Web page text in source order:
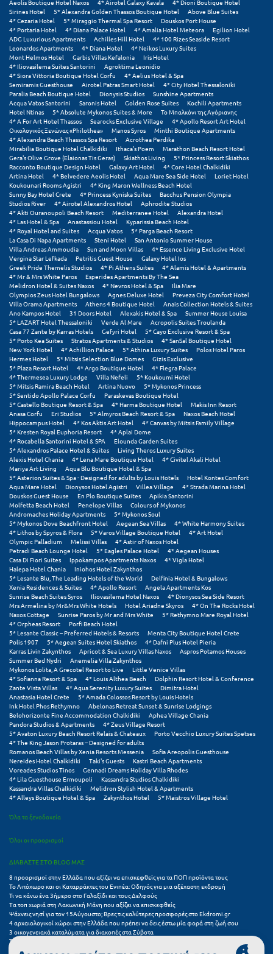
Πάλαιρος
Παξοί
Παραλία Κατερίνης
Παραλία Λιτοχώρου
Παράλιο Άστρος
Πάργα
Παρνασσός
Πάρος
Πάτμος
Πάτρα
Παύλιανη
Πειραιάς
Πελοπόννησος
Πήλιο
Πιερία
Πλαταμώνας
Πλύτρα Λακωνίας
Πόρος
Πόρτο Χέλι
Πρέβεζα
Πύλος
Πύργος
Ρ
Ρέθυμνο
Ρίο
Ρόδος
Σ
Σαλαμίνα
Σαμοθράκη
Σάμος
Σαντορίνη
Σέριφος
Σέρρες
Σιθωνία
Σκαφιδιά Ηλείας
Σκιάθος
Σκόπελος
Σκύρος
Aeolis Boutique Hotel Naxos
4* Airotel Galaxy Kavala
4* Dioni Boutique Hotel
Sirines Hotel
5* Alexandra Golden Thassos Boutique Hotel
Above Blue Suites
4* Cezaria Hotel
5* Miraggio Thermal Spa Resort
Douskos Port House
4* Portaria Hotel
4* Diana Palace Hotel 4* Amalia Hotel Meteora
Egilion Hotel
ADG Luxurious Apartments
Achilles Hill Hotel
4* 100 Rizes Seaside Resort
Leonardos Apartments
4* Diana Hotel
4* Neikos Luxury Suites
Mont Helmos Hotel
Garbis Villas Kefalonia
Iris Hotel
4* Iliovasilema Suites Santorini
Agroktima Leonidio
4* Siora Vittoria Boutique Hotel Corfu
4* Aelius Hotel & Spa
Semiramis Guesthouse
Airotel Patras Smart Hotel
4* City Hotel Thessaloniki
Paralia Beach Boutique Hotel
Dionysis Studios
Sunshine Apartments
Acqua Vatos Santorini
Saronis Hotel Golden Rose Suites
Kochili Apartments
Hotel Ntinas
5* Absolute Mykonos Suites & More
Το Μπαλκόνι της Αγόριανης
4* A For Art Hotel Thassos
Searocks Exclusive Village
4* Apollo Resort Art Hotel
Οικολογικός Ξενώνας «Philothea»
Manos Syros
Minthi Boutique Apartments
4* Alexandra Beach Thassos Spa Resort
Acrothea Perdika
Mirabilia Boutique Hotel Chalkidiki
Ithaca's Poem
Marathon Beach Resort Hotel
Gera's Olive Grove (Elaionas Tis Geras)
Skiathos Living
5* Princess Resort Skiathos
Racconto Boutique Design Hotel
Galaxy Art Hotel
4* Core Hotel Chalkidiki
Artina Hotel
4* Belvedere Aeolis Hotel Aqua Mare Sea Side Hotel
Loriet Hotel
Koukounari Rooms Agistri
4* King Maron Wellness Beach Hotel
Sunny Bay Hotel Crete
4* Princess Kyniska Suites
Bacchus Pension Olympia
Studios River
4* Airotel Alexandros Hotel
Aphrodite Studios
4* Akti Ouranoupoli Beach Resort
Mediterranee Hotel
Alexandra Hotel
4* Las Hotel & Spa
Anastassiou Hotel
Kyparissia Beach Hotel
4* Royal Hotel and Suites
Acqua Vatos
5* Parga Beach Resort
La Casa Di Napa Apartments
Steni Hotel
San Antonio Summer House
Villa Andreas Ammoudia
Sun and Moon Villas
4* Essence Living Exclusive Hotel
Vergina Star Lefkada
Petritis Guest House
Galaxy Hotel Ios
Greek Pride Themelis Studios
4* Pi Athens Suites
4* Alamis Hotel & Apartments
4* Mr & Mrs White Paros
Esperides Apartments By The Sea
Melidron Hotel & Suites Naxos
4* Nevros Hotel & Spa
Ilia Mare
Olympios Zeus Hotel Bungalows
Agnes Deluxe Hotel
Preveza City Comfort Hotel
Villa Orama Apartments
Athens 4 Boutique Hotel
Anais Collection Hotels & Suites
Ano Kampos Hotel
31 Doors Hotel Alexakis Hotel & Spa
Summer House Louisa
5* LAZART Hotel Thessaloniki
Verde Al Mare
Acropolis Suites Troulanda
Casa 77 Zante by Karras Hotels
Gefyri Hotel
5* Cayo Exclusive Resort & Spa
5* Porto Kea Suites
Stratos Apartments & Studios
4* SanSal Boutique Hotel
New York Hotel
4* Achillion Palace 5* Athina Luxury Suites
Polos Hotel Paros
Hermes Hotel
5* Mitsis Selection Blue Domes
Gizis Exclusive
5* Plaza Resort Hotel
4* Argo Boutique Hotel
4* Flegra Palace
4* Thermesea Luxury Lodge
Villa Nefeli
5* Koukoumi Hotel
5* Mitsis Ramira Beach Hotel
Artina Nuovo
5* Mykonos Princess
5* Sentido Apollo Palace Corfu
Paraskevas Boutique Hotel
5* Castello Boutique Resort & Spa
4* Harma Boutique Hotel
Makis Inn Resort
Anasa Corfu
Eri Studios 5* Almyros Beach Resort & Spa
Naxos Beach Hotel
Hippocampus Hotel
4* Kos Aktis Art Hotel
4* Canvas by Mitsis Family Village
5* Kresten Royal Euphoria Resort
4* Aplai Dome
4* Rocabella Santorini Hotel & SPA
Elounda Garden Suites
5* Alexandros Palace Hotel & Suites
Living Theros Luxury Suites
Alexis Hotel Chania
4* Lena Mare Boutique Hotel
4* Civitel Akali Hotel
Mariya Art Living
Aqua Blu Boutique Hotel & Spa
5* Asterion Suites & Spa - Designed for adults by Louis Hotels
Hotel Kontes Comfort
Aqua Mare Hotel
Dionysos Hotel Agistri Villea Village
4* Strada Marina Hotel
Douskos Guest House
En Plo Boutique Suites
Apikia Santorini
Molfetta Beach Hotel
Penelope Villas
Colours of Mykonos
Andromaches Holiday Apartments
5* Mykonos Soul
5* Mykonos Dove Beachfront Hotel
Aegean Sea Villas
4* White Harmony Suites
4* Lithos by Spyros & Flora
5* Varos Village Boutique Hotel
4* Art Hotel
Olympic Palladium
Melissi Villas
4* Astir of Naxos Hotel
Petradi Beach Lounge Hotel
5* Eagles Palace Hotel
4* Aegean Houses
Casa Di Fiori Suites
Ippokampos Apartments Naxos
4* Vigla Hotel
Halepa Hotel Chania
Iniohos Hotel Zakynthos
5* Lesante Blu, The Leading Hotels of the World
Delfinia Hotel & Bungalows
Xenia Residences & Suites
4* Apollo Resort
Angela Apartments Kos
Sunrise Beach Suites Syros
Iliovasilema Hotel Naxos
4* Dionysos Sea Side Resort
Mrs Armelina by Mr&Mrs White Hotels
Hotel Ariadne Skyros
4* On The Rocks Hotel
Naxos Cottage
Sunrise Paros by Mr and Mrs White
5* Rethymno Mare Royal Hotel
4* Orpheas Resort
Porfi Beach Hotel
5* Lesante Classic – Preferred Hotels & Resorts
Menta City Boutique Hotel Crete
Polis 1907
5* Aegean Suites Hotel Skiathos
4* Dafni Plus Hotel Pieria
Karras Livin Zakynthos
Apricot & Sea Luxury Villas Naxos
Aspros Potamos Houses
Summer Bed Nydri
Anemelia Villa Zakynthos
Mykonos Lolita, A Grecotel Resort to Live
Little Venice Villas
4* Sofianna Resort & Spa
4* Louis Althea Beach
Dolphin Resort Hotel & Conference
Zante Vista Villas
4* Aqua Serenity Luxury Suites
Dimitra Hotel
Anastasia Hotel Crete
5* Amada Colossos Resort by Louis Hotels
Ink Hotel Phos Rethymno
Abelonas Retreat Sunset & Sunrise Lodgings
Belohorizonte Fine Accommodation Chalkidiki
Aphea Village Chania
Pandora Studios & Apartments
4* Zeus Village Resort
5* Avaton Luxury Beach Resort Relais & Chateaux
Porto Vecchio Luxury Suites Spetses
4* The King Jason Protaras – Designed for adults
Romanos Beach Villas by Xenia Resorts Messenia
Sofia Areopolis Guesthouse
Nereides Hotel Chalkidiki
Taki's Guests
Kastri Beach Apartments
Voreades Studios Tinos
Gennadi Dreams Holiday Villa Rhodes
4* Lila Guesthouse Ermoupoli
Kassandra Studios Chalkidiki
Kassandra Villas Chalkidiki
Melidron Stylish Hotel & Apartments
4* Alleys Boutique Hotel & Spa
Zakynthos Hotel 5* Maistros Village Hotel
Όλα τα ξενοδοχεία
Όλοι οι προορισμοί
ΔΙΑΒΑΣΤΕ ΣΤΟ BLOG ΜΑΣ
8 προορισμοί στην Ελλάδα που αξίζει να επισκεφθείς για τα ΠΟΠ προϊόντα τους
Το Λιτόχωρο και οι Καταρράκτες του Ενιπέα: Οδηγός για μια αξέχαστη εκδρομή
Τι να κάνω ένα 3ήμερο στο Γαλαξίδι και τους Δελφούς
Τα τοπ χωριά στη Λακωνική Μάνη που αξίζει να επισκεφθείς
Ψάχνεις νησί για τον 15Αύγουστο; Βρες τις καλύτερες προσφορές στο Ekdromi.gr
4 αρχαιολογικοί χώροι στην Ελλάδα που πρέπει να δεις έστω μία φορά στη ζωή σου
3 οικογενειακά καταλύματα για διακοπές στα Σύβοτα
Τα 11 καλύτερα καλοκαιρινά resorts στην Ελλάδα
7 μικρά ελληνικά νησιά για αξέχαστες καλοκαιρινές διακοπές